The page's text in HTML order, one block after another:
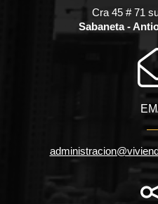
Cra 45 # 71
Sabaneta -